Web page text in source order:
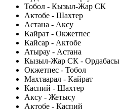
Тобол - Кызыл-Жар СК
Актобе - Шахтер
Астана - Аксу
Кайрат - Окжетпес
Кайсар - Актобе
Атырау - Астана
Кызыл-Жар СК - Ордабасы
Окжетпес - Тобол
Махтаарал - Кайрат
Каспий - Шахтер
Аксу - Жетысу
Актобе - Каспий